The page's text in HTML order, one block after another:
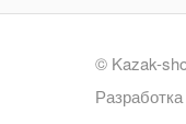
© Kazak-